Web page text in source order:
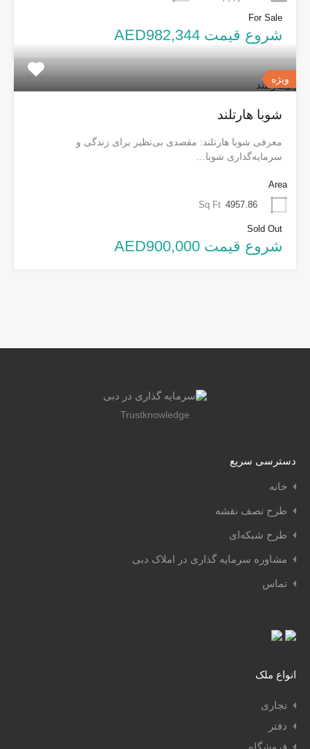
For Sale
شروع قیمت AED982,344
ویژه
شوبا هارتلند
معرفی شوبا هارتلند: مقصدی بی‌نظیر برای زندگی و
سرمایه‌گذاری شوبا…
Area
4957.86
Sq Ft
Sold Out
شروع قیمت AED900,000
Trustknowledge
دسترسی سریع
خانه
طرح نصف نقشه
طرح شبکه‌ای
مشاوره سرمایه گذاری در املاک دبی
تماس
انواع ملک
تجاری
دفتر
فروشگاه